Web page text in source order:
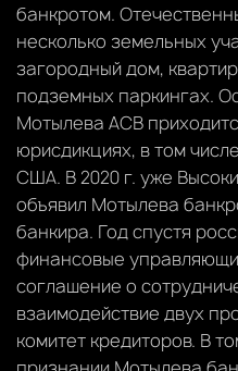
банкротом.
несколько земельных
загородный дом,
подземных паркингах.
Мотылева АСВ
юрисдикциях, в том
США. В 2020 г. уже
объявил Мотылева
банкира. Год спустя
финансовые
соглашение о
взаимодействие двух
комитет кредиторов. В